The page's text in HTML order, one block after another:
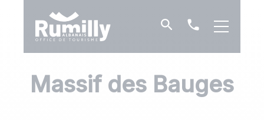
Contact
Massif des Bauges